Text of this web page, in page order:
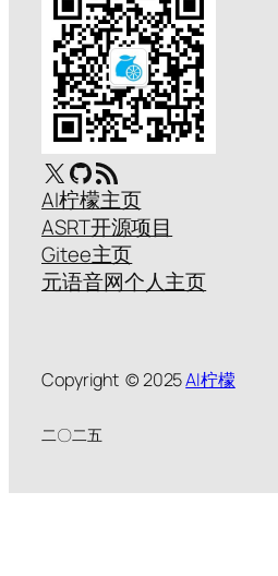
X GitHub
RSS Feed
AI柠檬主页
ASRT开源项目
Gitee主页
元语音网个人主页
Copyright © 2025AI柠檬
二〇二五